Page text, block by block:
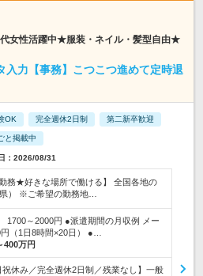
女性活躍中★服装・ネイル・髪型自由★
力【事務】こつこつ進めて定時退
OK 完全週休2日制 第二新卒歓迎
と掲載中
：2026/08/31
務★好きな場所で働ける】 全国各地の
） ※ご希望の勤務地…
1700～2000円 ●派遣期間の月収例 メー
（1日8時間×20日） ●…
400万円
祝休み／完全週休2日制／残業なし】一般